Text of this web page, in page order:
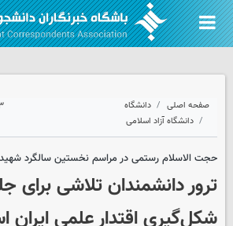
صفحه اصلی
دانشگاه
دانشگاه آزاد اسلامی
۲۳
حجت الاسلام رستمی در مراسم نخستین سالگرد
ترور دانشمندان تلاشی برای
شکل‌گیری اقتدار علمی